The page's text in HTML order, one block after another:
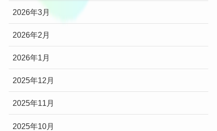
2026年3月
2026年2月
2026年1月
2025年12月
2025年11月
2025年10月